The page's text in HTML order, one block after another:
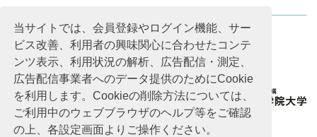
当サイトでは、会員登録やログイン機能、サー
ビス改善、利用者の興味関心に合わせたコンテ
ンツ表示、利用状況の解析、広告配信・測定、
広告配信事業者へのデータ提供のためにCookie
を利用します。Cookieの削除方法については、
ご利用中のウェブブラウザのヘルプ等をご確認
の上、各設定画面よりご操作ください。